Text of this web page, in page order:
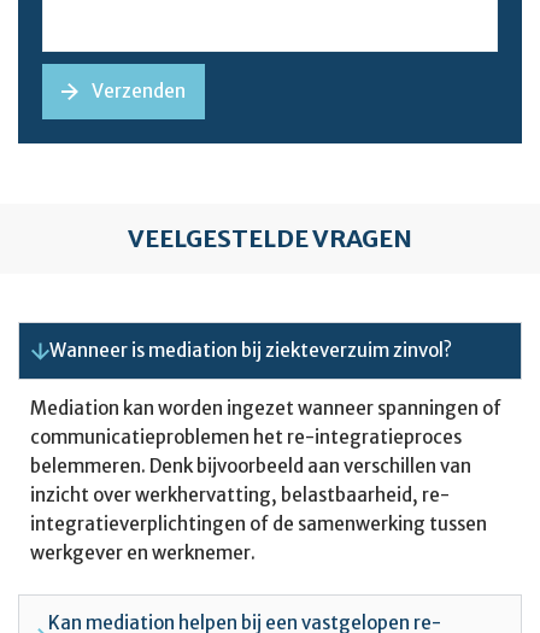
VEELGESTELDE VRAGEN
Wanneer is mediation bij ziekteverzuim zinvol?
Mediation kan worden ingezet wanneer spanningen of
communicatieproblemen het re-integratieproces
belemmeren. Denk bijvoorbeeld aan verschillen van
inzicht over werkhervatting, belastbaarheid, re-
integratieverplichtingen of de samenwerking tussen
werkgever en werknemer.
Kan mediation helpen bij een vastgelopen re-